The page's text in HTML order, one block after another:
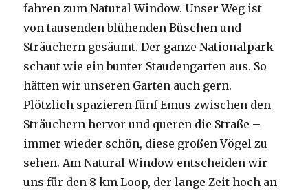
fahren zum Natural Window. Unser Weg ist
von tausenden blühenden Büschen und
Sträuchern gesäumt. Der ganze Nationalpark
schaut wie ein bunter Staudengarten aus. So
hätten wir unseren Garten auch gern.
Plötzlich spazieren fünf Emus zwischen den
Sträuchern hervor und queren die Straße –
immer wieder schön, diese großen Vögel zu
sehen. Am Natural Window entscheiden wir
uns für den 8 km Loop, der lange Zeit hoch an